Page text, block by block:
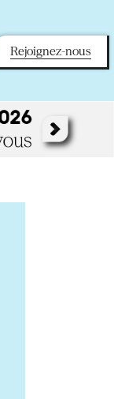
Rejoignez-nous